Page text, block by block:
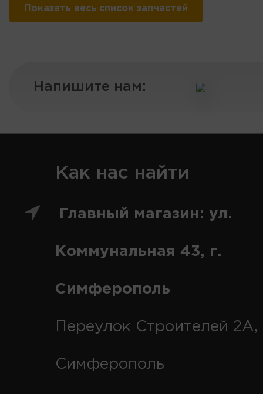
Показать весь список запчастей
Напишите нам:
Как нас найти
Главный магазин: ул.
Коммунальная 43, г.
Симферополь
Переулок Строителей 2А,
Симферополь